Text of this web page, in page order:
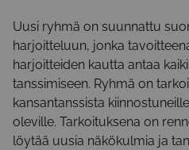
Uusi ryhmä on suunnattu
harjoitteluun, jonka
harjoitteiden kautta antaa
tanssimiseen. Ryhmä on
kansantanssista
oleville. Tarkoituksena on
löytää uusia näkökulmia ja